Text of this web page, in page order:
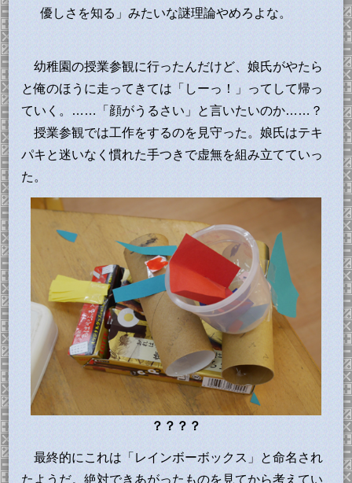
優しさを知る」みたいな謎理論やめろよな。
幼稚園の授業参観に行ったんだけど、娘氏がやたら
と俺のほうに走ってきては「しーっ！」ってして帰っ
ていく。……「顔がうるさい」と言いたいのか……？
授業参観では工作をするのを見守った。娘氏はテキ
パキと迷いなく慣れた手つきで虚無を組み立てていっ
た。
？？？？
最終的にこれは「レインボーボックス」と命名され
たようだ。絶対できあがったものを見てから考えてい